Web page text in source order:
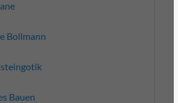
Bollmann
Bauen